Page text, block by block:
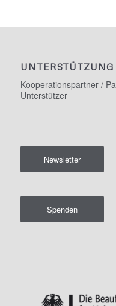
UNTERSTÜTZUNG
Kooperationspartner /
Unterstützer
Newsletter
Spenden